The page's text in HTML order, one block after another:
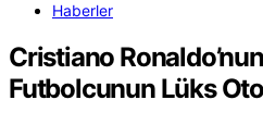
Haberler
Cristiano
Futbolcunun Lüks